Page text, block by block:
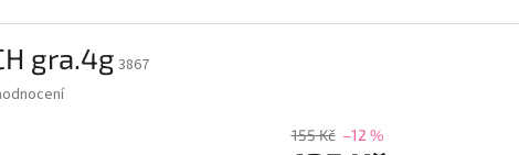
gra.4g3867
155 Kč –12 %